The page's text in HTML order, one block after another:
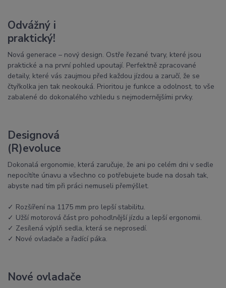
Odvážný i
praktický!
Nová generace – nový design. Ostře řezané tvary, které jsou
praktické a na první pohled upoutají. Perfektně zpracované
detaily, které vás zaujmou před každou jízdou a zaručí, že se
čtyřkolka jen tak neokouká. Prioritou je funkce a odolnost, to vše
zabalené do dokonalého vzhledu s nejmodernějšími prvky.
Designová
(R)evoluce
Dokonalá ergonomie, která zaručuje, že ani po celém dni v sedle
nepocítíte únavu a všechno co potřebujete bude na dosah tak,
abyste nad tím při práci nemuseli přemýšlet.
✓ Rozšíření na 1175 mm pro lepší stabilitu.
✓ Užší motorová část pro pohodlnější jízdu a lepší ergonomii.
✓ Zesílená výplň sedla, která se neprosedí.
✓ Nové ovladače a řadící páka.
Nové ovladače